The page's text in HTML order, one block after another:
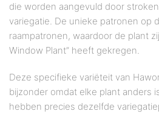
die worden aangevuld door
variegatie. De unieke patronen op
raampatronen, waardoor de plant
Window Plant” heeft gekregen.
Deze specifieke variëteit van
bijzonder omdat elke plant anders
hebben precies dezelfde